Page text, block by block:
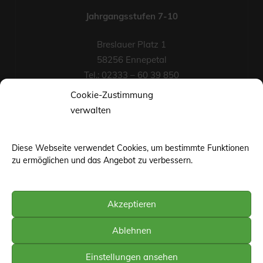
Cookie-Zustimmung
verwalten
Diese Webseite verwendet Cookies, um bestimmte Funktionen
zu ermöglichen und das Angebot zu verbessern.
Akzeptieren
Ablehnen
Einstellungen ansehen
Jahrgangsstufen 7-10
Breslauer Platz 1
58256 Ennepetal
Tel.: 02333 – 60 39 850
Fax-Nr.: 02333 – 60 39 852
©web-base.org | Wuppertal